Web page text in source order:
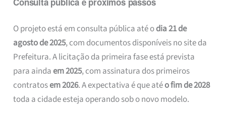
O projeto está em consulta pública até odia 21 de
agosto de 2025, com documentos disponíveis no site da
Prefeitura. A licitação da primeira fase está prevista
para aindaem 2025, com assinatura dos primeiros
contratosem 2026. A expectativa é que atéo fim de 2028
toda a cidade esteja operando sob o novo modelo.